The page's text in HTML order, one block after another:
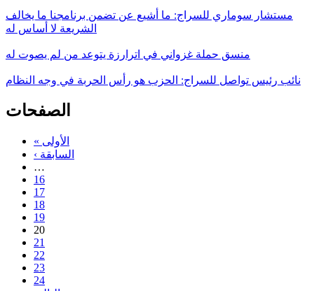
مستشار سوماري للسراج: ما أشيع عن تضمن برنامجنا ما يخالف
الشريعة لا أساس له
منسق حملة غزواني في اترارزة يتوعد من لم يصوت له
نائب رئيس تواصل للسراج: الحزب هو رأس الحربة في وجه النظام
الصفحات
« الأولى
‹ السابقة
…
16
17
18
19
20
21
22
23
24